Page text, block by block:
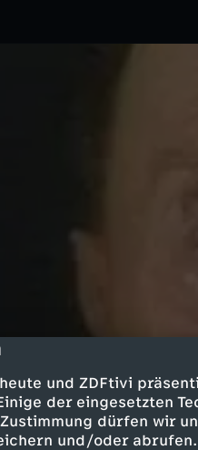
und ZDFtivi
der eingesetzten
dürfen wir
und/oder
über
der 50er